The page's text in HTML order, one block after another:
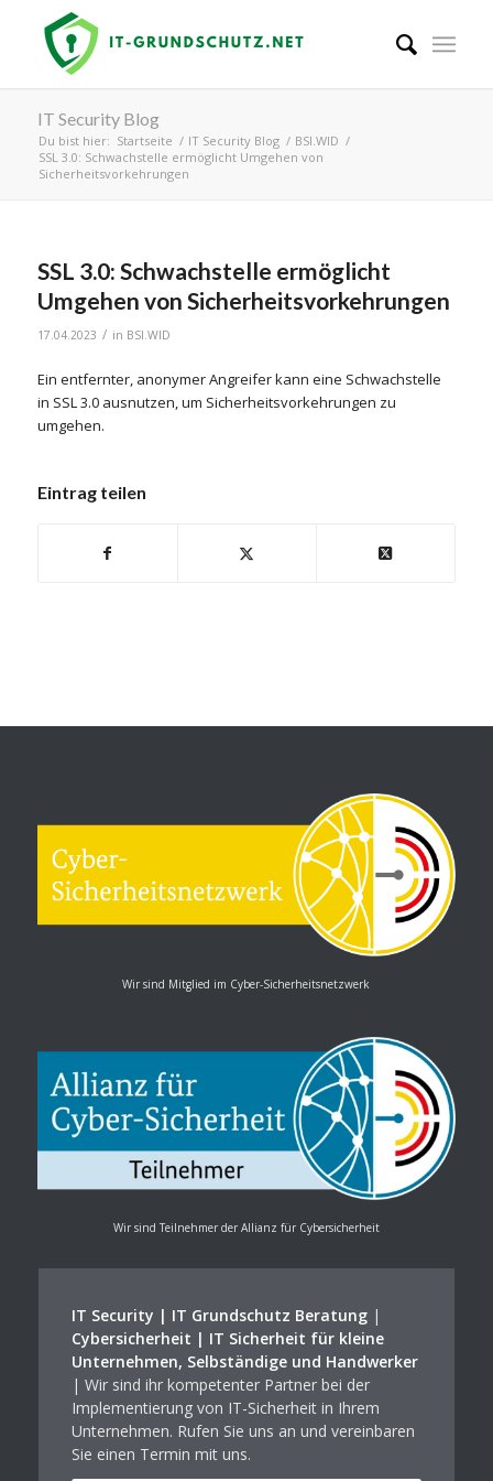
IT Security Blog
Du bist hier: Startseite / IT Security Blog / BSI.WID /
SSL 3.0: Schwachstelle ermöglicht Umgehen von
Sicherheitsvorkehrungen
SSL 3.0: Schwachstelle ermöglicht
Umgehen von Sicherheitsvorkehrungen
17.04.2023 / in BSI.WID
Ein entfernter, anonymer Angreifer kann eine Schwachstelle
in SSL 3.0 ausnutzen, um Sicherheitsvorkehrungen zu
umgehen.
Eintrag teilen
Wir sind Mitglied im Cyber-Sicherheitsnetzwerk
Wir sind Teilnehmer der Allianz für Cybersicherheit
IT Security | IT Grundschutz Beratung|
Cybersicherheit | IT Sicherheit für kleine
Unternehmen, Selbständige und Handwerker
| Wir sind ihr kompetenter Partner bei der
Implementierung von IT-Sicherheit in Ihrem
Unternehmen. Rufen Sie uns an und vereinbaren
Sie einen Termin mit uns.